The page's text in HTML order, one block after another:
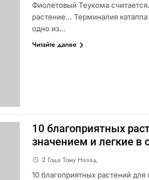
Фиолетовый Теукома
растение… Терминалия
одно из…
Читайте далее
10 благоприятных
значением и легкие в
2 Года Тому Назад
10 благоприятных растений